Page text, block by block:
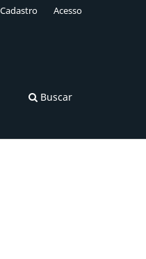
Buscar
Cadastro Acesso